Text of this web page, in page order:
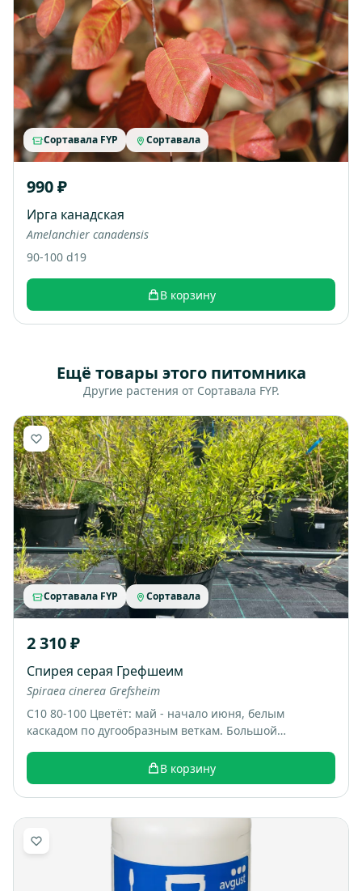
Сортавала FYP Сортавала
990 ₽
Ирга канадская
Amelanchier canadensis
90-100 d19
В корзину
Ещё товары этого питомника
Другие растения от Сортавала FYP.
Сортавала FYP Сортавала
2 310 ₽
Спирея серая Грефшеим
Spiraea cinerea Grefsheim
С10 80-100 Цветёт: май - начало июня, белым
каскадом по дугообразным веткам. Большой
цветами, выглядит как “белый фонтан”. Итоговый
размер: примерно 1,5-2 м высотой и шириной.
В корзину